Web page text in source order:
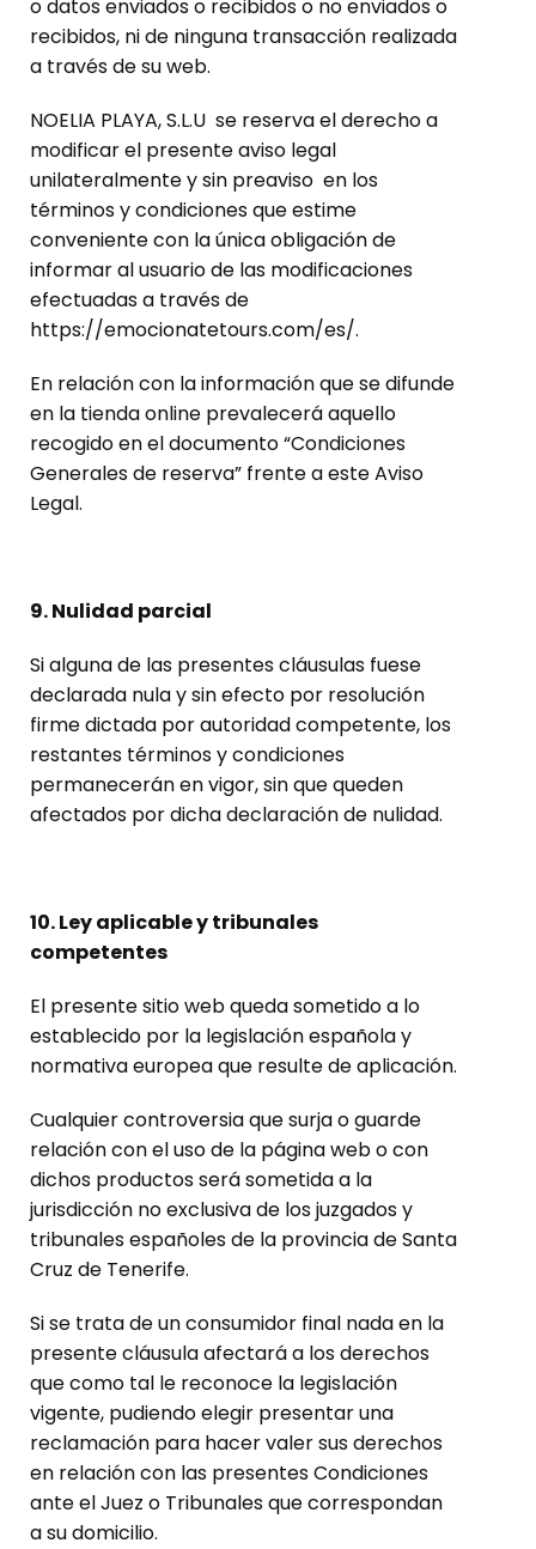
o datos enviados o recibidos o no enviados o
recibidos, ni de ninguna transacción realizada
a través de su web.
NOELIA PLAYA, S.L.U se reserva el derecho a
modificar el presente aviso legal
unilateralmente y sin preaviso en los
términos y condiciones que estime
conveniente con la única obligación de
informar al usuario de las modificaciones
efectuadas a través de
https://emocionatetours.com/es/.
En relación con la información que se difunde
en la tienda online prevalecerá aquello
recogido en el documento “Condiciones
Generales de reserva” frente a este Aviso
Legal.
9. Nulidad parcial
Si alguna de las presentes cláusulas fuese
declarada nula y sin efecto por resolución
firme dictada por autoridad competente, los
restantes términos y condiciones
permanecerán en vigor, sin que queden
afectados por dicha declaración de nulidad.
10. Ley aplicable y tribunales
competentes
El presente sitio web queda sometido a lo
establecido por la legislación española y
normativa europea que resulte de aplicación.
Cualquier controversia que surja o guarde
relación con el uso de la página web o con
dichos productos será sometida a la
jurisdicción no exclusiva de los juzgados y
tribunales españoles de la provincia de Santa
Cruz de Tenerife.
Si se trata de un consumidor final nada en la
presente cláusula afectará a los derechos
que como tal le reconoce la legislación
vigente, pudiendo elegir presentar una
reclamación para hacer valer sus derechos
en relación con las presentes Condiciones
ante el Juez o Tribunales que correspondan
a su domicilio.